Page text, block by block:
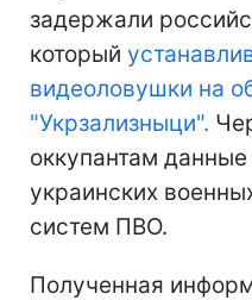
задержали
который
видеоловушки на
"Укрзализныци".
оккупантам
украинских
систем ПВО.
Полученная